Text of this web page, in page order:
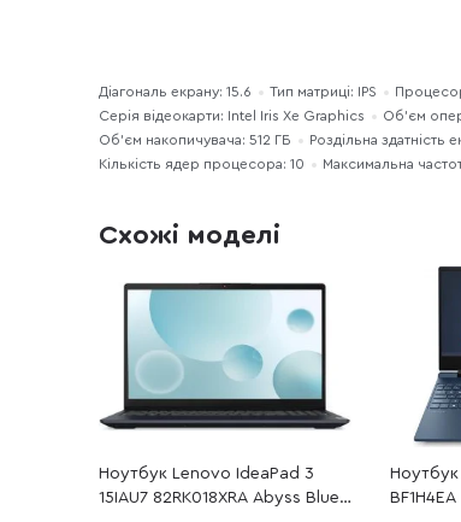
Діагональ екрану: 15.6 Тип матриці: IPS
Серія відеокарти: Intel Iris Xe Graphics
Об’єм
Об'єм накопичувача: 512 ГБ
Роздільна здатність
Кількість ядер процесора: 10
Максимальна
Схожі моделі
Ноутбук Lenovo IdeaPad 3
15IAU7 82RK018XRA Abyss Blue -
Ноутбук